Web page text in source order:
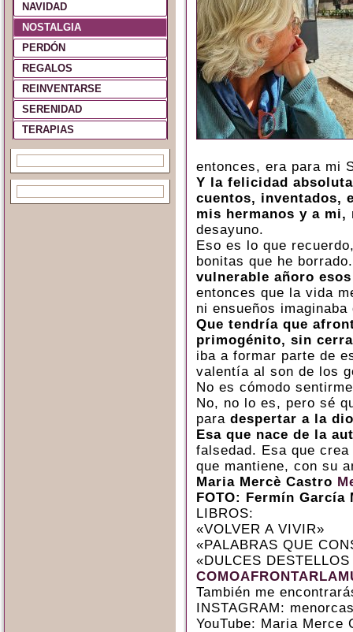
NAVIDAD
NOSTALGIA
PERDÓN
REGALOS
REINVENTARSE
SERENIDAD
TERAPIAS
entonces, era para mi
Y la felicidad
cuentos, inventados,
mis hermanos y a mi,
desayuno.
Eso es lo que
bonitas que he
vulnerable añoro
entonces que la vida
ni ensueños
Que tendría que
primogénito, sin
iba a formar parte de
valentía al son de los
No es cómodo
No, no lo es, pero sé
para despertar a la
Esa que nace de la
falsedad. Esa que
que mantiene, con su
Maria Mercè Castro
FOTO: Fermín García
LIBROS:
«VOLVER A VIVIR»
«PALABRAS QUE
«DULCES
También me
INSTAGRAM:
YouTube: Maria Merce